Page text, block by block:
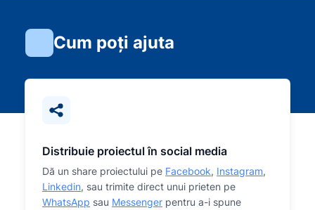
Cum poți ajuta
Distribuie proiectul în social media
Dă un share proiectului pe Facebook, Instagram,
Linkedin, sau trimite direct unui prieten pe
WhatsApp sau Messenger pentru a-i spune